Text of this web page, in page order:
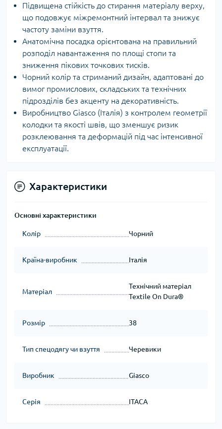
Підвищена стійкість до стирання матеріалу верху,
що подовжує міжремонтний інтервал та знижує
частоту заміни взуття.
Анатомічна посадка орієнтована на правильний
розподіл навантаження по площі стопи та
зниження пікових точкових тисків.
Чорний колір та стриманий дизайн, адаптовані до
вимог промислових, складських та технічних
підрозділів без акценту на декоративність.
Виробництво Giasco (Італія) з контролем геометрії
колодки та якості швів, що зменшує ризик
розклеювання та деформацій під час інтенсивної
експлуатації.
Характеристики
Основні характеристики
Колір Чорний
Країна-виробник Італія
Матеріал
Технічний матеріал
Textile On Dura®
Розмір 38
Тип спецодягу чи взуття Черевики
Виробник Giasco
Серія ITACA